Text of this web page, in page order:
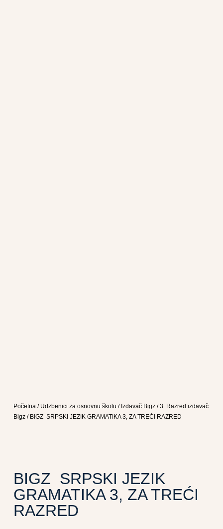
Početna/ Udzbenici za osnovnu školu / Izdavač Bigz/3. Razred izdavač
Bigz/ BIGZ SRPSKI JEZIK GRAMATIKA 3, ZA TREĆI RAZRED
BIGZ SRPSKI JEZIK
GRAMATIKA 3, ZA TREĆI
RAZRED